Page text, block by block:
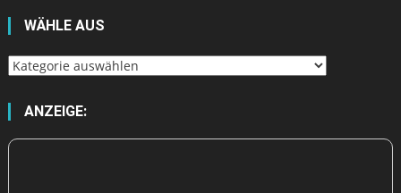
WÄHLE AUS
Wähle
ANZEIGE: